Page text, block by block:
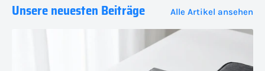
Unsere neuesten Beiträge Alle Artikel ansehen